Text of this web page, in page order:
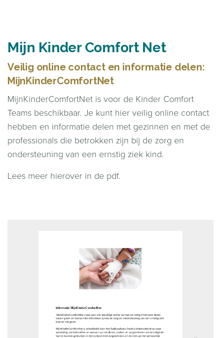
Mijn Kinder Comfort Net
Veilig online contact en informatie delen:
MijnKinderComfortNet
MijnKinderComfortNet is voor de Kinder Comfort
Teams beschikbaar. Je kunt hier veilig online contact
hebben en informatie delen met gezinnen en met de
professionals die betrokken zijn bij de zorg en
ondersteuning van een ernstig ziek kind.
Lees meer hierover in de pdf.